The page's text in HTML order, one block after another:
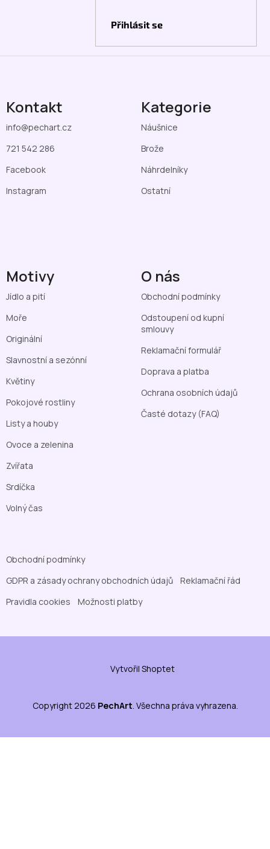
Přihlásit se
Kontakt
info@pechart.cz
721 542 286
Facebook
Instagram
Kategorie
Náušnice
Brože
Náhrdelníky
Ostatní
Motivy
Jídlo a pití
Moře
Originální
Slavnostní a sezónní
Květiny
Pokojové rostliny
Listy a houby
Ovoce a zelenina
Zvířata
Srdíčka
Volný čas
O nás
Obchodní podmínky
Odstoupení od kupní
smlouvy
Reklamační formulář
Doprava a platba
Ochrana osobních údajů
Časté dotazy (FAQ)
Obchodní podmínky
GDPR a zásady ochrany obchodních údajů
Reklamační řád
Pravidla cookies
Možnosti platby
Vytvořil Shoptet
Copyright 2026 PechArt . Všechna práva vyhrazena.